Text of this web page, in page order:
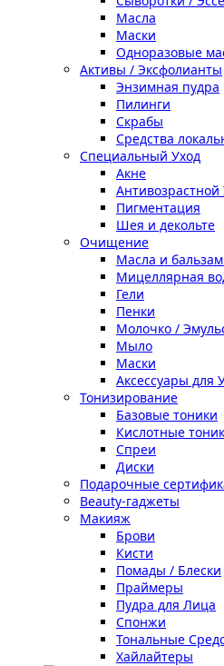
Масла
Маски
Одноразовые
Активы / Эксфолианты
Энзимная пудра
Пилинги
Скрабы
Средства
Специальный Уход
Акне
Антивозрастной
Пигментация
Шея и декольте
Очищение
Масла и
Мицеллярная
Гели
Пенки
Молочко /
Мыло
Маски
Аксессуары для
Тонизирование
Базовые тоники
Кислотные
Спреи
Диски
Подарочные
Beauty-гаджеты
Макияж
Брови
Кисти
Помады / Блески
Праймеры
Пудра для Лица
Спонжи
Тональные
Хайлайтеры